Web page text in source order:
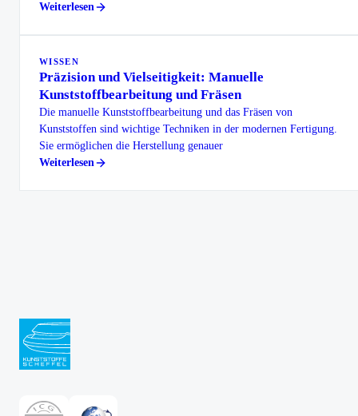
Weiterlesen
WISSEN
Präzision und Vielseitigkeit: Manuelle
Kunststoffbearbeitung und Fräsen
Die manuelle Kunststoffbearbeitung und das Fräsen von
Kunststoffen sind wichtige Techniken in der modernen Fertigung.
Sie ermöglichen die Herstellung genauer
Weiterlesen